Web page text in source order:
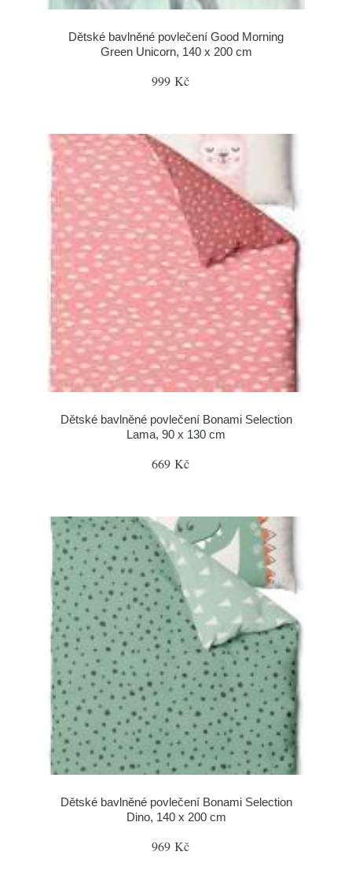
Dětské bavlněné povlečení Good Morning
Green Unicorn, 140 x 200 cm
999 Kč
Dětské bavlněné povlečení Bonami Selection
Lama, 90 x 130 cm
669 Kč
Dětské bavlněné povlečení Bonami Selection
Dino, 140 x 200 cm
969 Kč